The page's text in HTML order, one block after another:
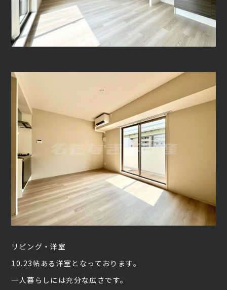
リビング・洋室
10.23帖ある洋室となっております。
一人暮らしには充分な広さです。